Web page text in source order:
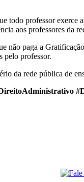
professor exerce
aos professores da
paga a
pelo professor.
da rede pública de